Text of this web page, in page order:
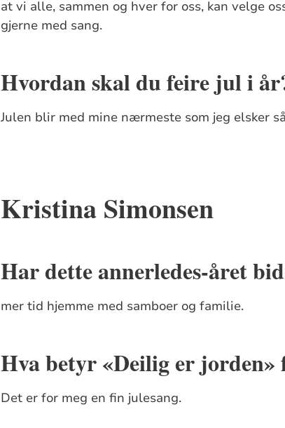
at vi alle, sammen og hver for oss, kan velge
gjerne med sang.
Hvordan skal du feire jul i
Julen blir med mine nærmeste som jeg elsker
Kristina Simonsen
Har dette annerledes-året
mer tid hjemme med samboer og familie.
Hva betyr «Deilig er jorden»
Det er for meg en fin julesang.